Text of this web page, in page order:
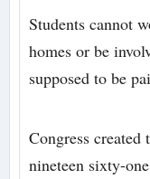
Students cannot
homes or be
supposed to be
Congress
nineteen sixty-